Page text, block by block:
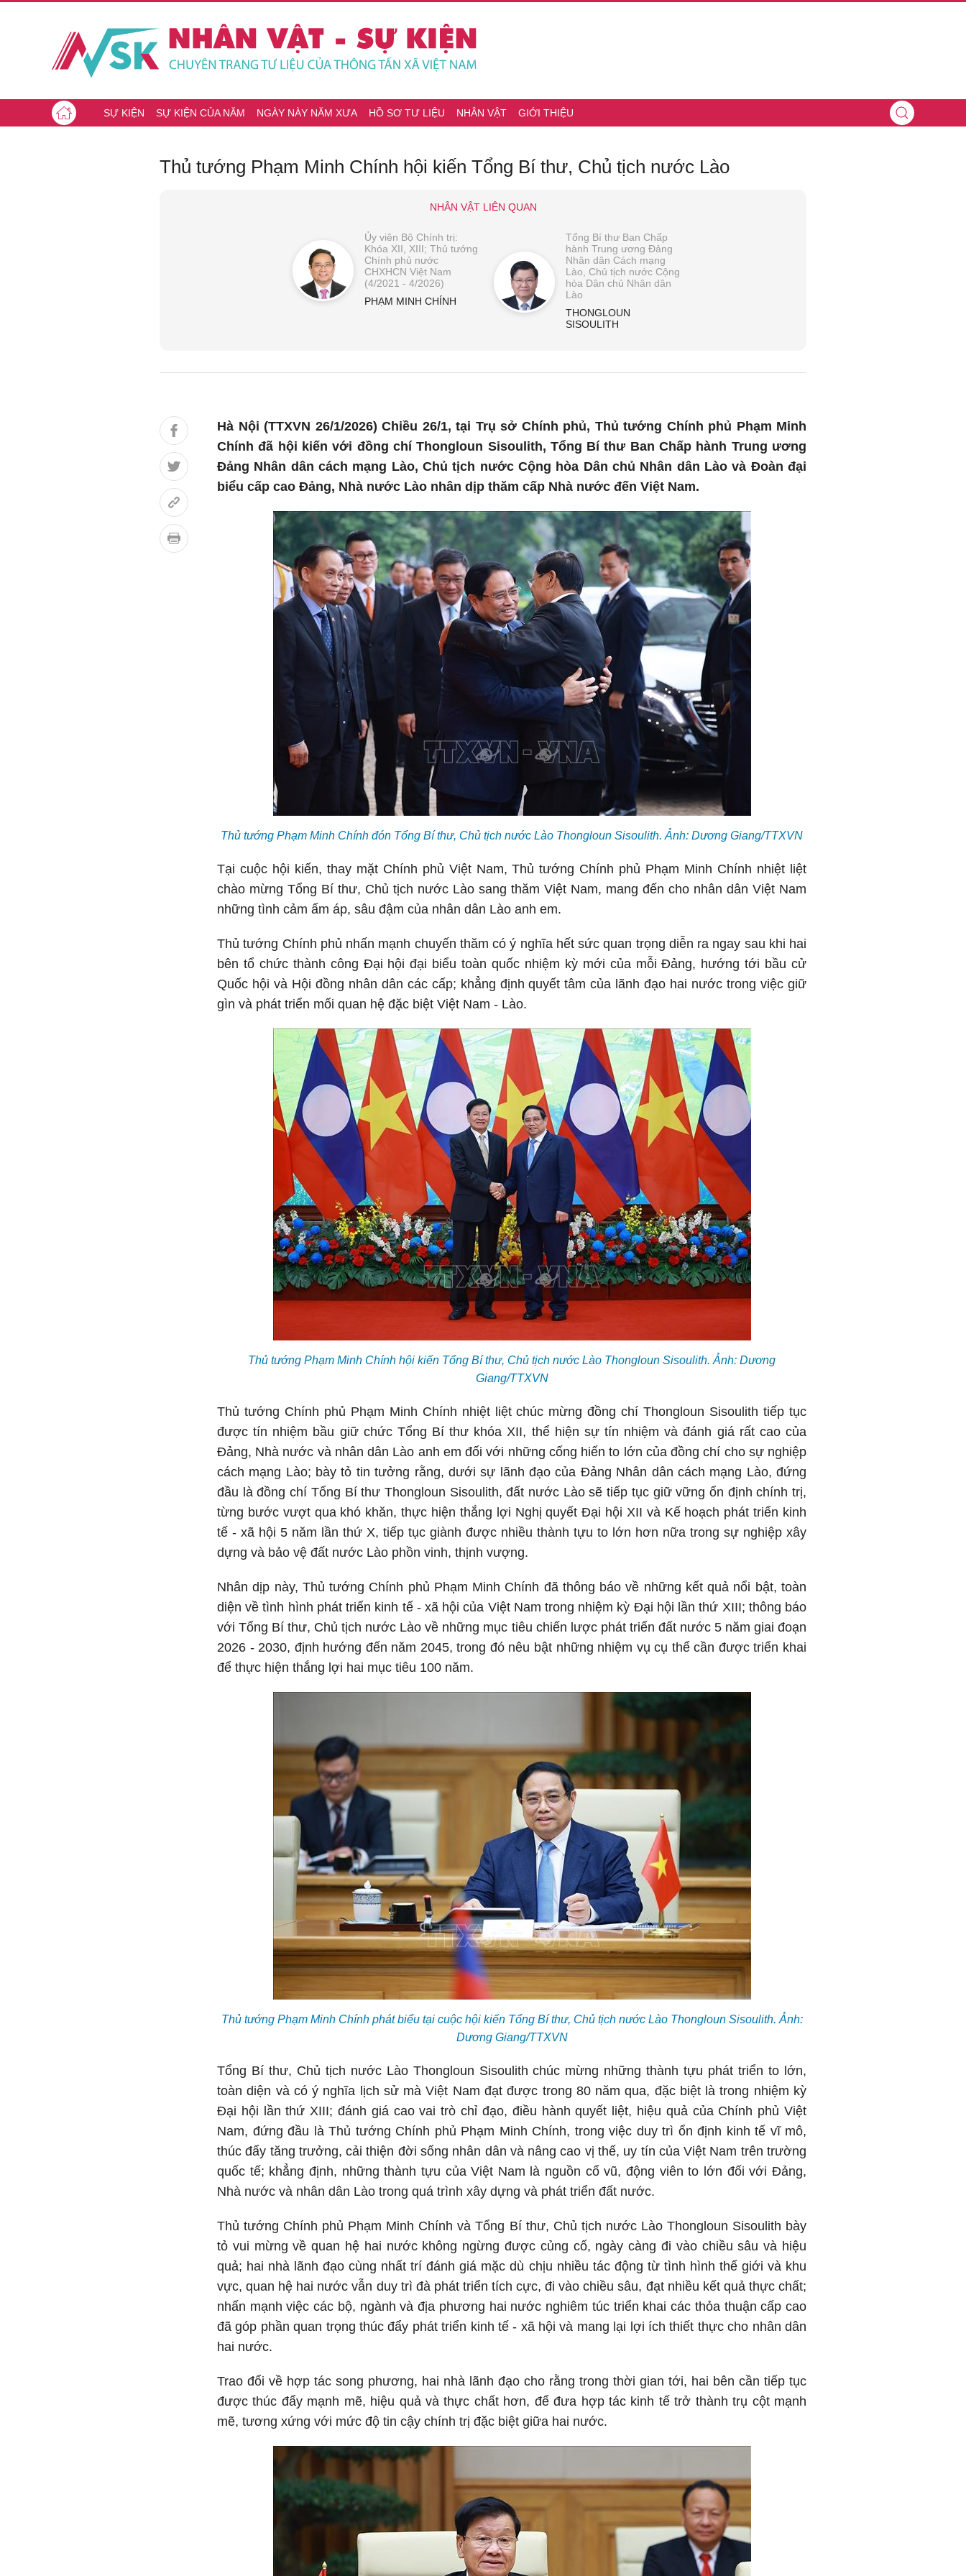
SỰ KIỆN SỰ KIỆN CỦA NĂM NGÀY NÀY NĂM XƯA HỒ SƠ TƯ LIỆU NHÂN VẬT GIỚI THIỆU
Thủ tướng Phạm Minh Chính hội kiến Tổng Bí thư, Chủ tịch nước Lào
NHÂN VẬT LIÊN QUAN
Ủy viên Bộ Chính trị:
Khóa XII, XIII; Thủ tướng
Chính phủ nước
CHXHCN Việt Nam
(4/2021 - 4/2026)
PHẠM MINH CHÍNH
Tổng Bí thư Ban Chấp
hành Trung ương Đảng
Nhân dân Cách mạng
Lào, Chủ tịch nước Cộng
hòa Dân chủ Nhân dân
Lào
THONGLOUN
SISOULITH
Hà Nội (TTXVN 26/1/2026) Chiều 26/1, tại Trụ sở Chính phủ, Thủ tướng Chính phủ Phạm Minh
Chính đã hội kiến với đồng chí Thongloun Sisoulith, Tổng Bí thư Ban Chấp hành Trung ương
Đảng Nhân dân cách mạng Lào, Chủ tịch nước Cộng hòa Dân chủ Nhân dân Lào và Đoàn đại
biểu cấp cao Đảng, Nhà nước Lào nhân dịp thăm cấp Nhà nước đến Việt Nam.
Thủ tướng Phạm Minh Chính đón Tổng Bí thư, Chủ tịch nước Lào Thongloun Sisoulith. Ảnh: Dương Giang/TTXVN
Tại cuộc hội kiến, thay mặt Chính phủ Việt Nam, Thủ tướng Chính phủ Phạm Minh Chính nhiệt liệt
chào mừng Tổng Bí thư, Chủ tịch nước Lào sang thăm Việt Nam, mang đến cho nhân dân Việt Nam
những tình cảm ấm áp, sâu đậm của nhân dân Lào anh em.
Thủ tướng Chính phủ nhấn mạnh chuyến thăm có ý nghĩa hết sức quan trọng diễn ra ngay sau khi hai
bên tổ chức thành công Đại hội đại biểu toàn quốc nhiệm kỳ mới của mỗi Đảng, hướng tới bầu cử
Quốc hội và Hội đồng nhân dân các cấp; khẳng định quyết tâm của lãnh đạo hai nước trong việc giữ
gìn và phát triển mối quan hệ đặc biệt Việt Nam - Lào.
Thủ tướng Phạm Minh Chính hội kiến Tổng Bí thư, Chủ tịch nước Lào Thongloun Sisoulith. Ảnh: Dương
Giang/TTXVN
Thủ tướng Chính phủ Phạm Minh Chính nhiệt liệt chúc mừng đồng chí Thongloun Sisoulith tiếp tục
được tín nhiệm bầu giữ chức Tổng Bí thư khóa XII, thể hiện sự tín nhiệm và đánh giá rất cao của
Đảng, Nhà nước và nhân dân Lào anh em đối với những cống hiến to lớn của đồng chí cho sự nghiệp
cách mạng Lào; bày tỏ tin tưởng rằng, dưới sự lãnh đạo của Đảng Nhân dân cách mạng Lào, đứng
đầu là đồng chí Tổng Bí thư Thongloun Sisoulith, đất nước Lào sẽ tiếp tục giữ vững ổn định chính trị,
từng bước vượt qua khó khăn, thực hiện thắng lợi Nghị quyết Đại hội XII và Kế hoạch phát triển kinh
tế - xã hội 5 năm lần thứ X, tiếp tục giành được nhiều thành tựu to lớn hơn nữa trong sự nghiệp xây
dựng và bảo vệ đất nước Lào phồn vinh, thịnh vượng.
Nhân dịp này, Thủ tướng Chính phủ Phạm Minh Chính đã thông báo về những kết quả nổi bật, toàn
diện về tình hình phát triển kinh tế - xã hội của Việt Nam trong nhiệm kỳ Đại hội lần thứ XIII; thông báo
với Tổng Bí thư, Chủ tịch nước Lào về những mục tiêu chiến lược phát triển đất nước 5 năm giai đoạn
2026 - 2030, định hướng đến năm 2045, trong đó nêu bật những nhiệm vụ cụ thể cần được triển khai
để thực hiện thắng lợi hai mục tiêu 100 năm.
Thủ tướng Phạm Minh Chính phát biểu tại cuộc hội kiến Tổng Bí thư, Chủ tịch nước Lào Thongloun Sisoulith. Ảnh:
Dương Giang/TTXVN
Tổng Bí thư, Chủ tịch nước Lào Thongloun Sisoulith chúc mừng những thành tựu phát triển to lớn,
toàn diện và có ý nghĩa lịch sử mà Việt Nam đạt được trong 80 năm qua, đặc biệt là trong nhiệm kỳ
Đại hội lần thứ XIII; đánh giá cao vai trò chỉ đạo, điều hành quyết liệt, hiệu quả của Chính phủ Việt
Nam, đứng đầu là Thủ tướng Chính phủ Phạm Minh Chính, trong việc duy trì ổn định kinh tế vĩ mô,
thúc đẩy tăng trưởng, cải thiện đời sống nhân dân và nâng cao vị thế, uy tín của Việt Nam trên trường
quốc tế; khẳng định, những thành tựu của Việt Nam là nguồn cổ vũ, động viên to lớn đối với Đảng,
Nhà nước và nhân dân Lào trong quá trình xây dựng và phát triển đất nước.
Thủ tướng Chính phủ Phạm Minh Chính và Tổng Bí thư, Chủ tịch nước Lào Thongloun Sisoulith bày
tỏ vui mừng về quan hệ hai nước không ngừng được củng cố, ngày càng đi vào chiều sâu và hiệu
quả; hai nhà lãnh đạo cùng nhất trí đánh giá mặc dù chịu nhiều tác động từ tình hình thế giới và khu
vực, quan hệ hai nước vẫn duy trì đà phát triển tích cực, đi vào chiều sâu, đạt nhiều kết quả thực chất;
nhấn mạnh việc các bộ, ngành và địa phương hai nước nghiêm túc triển khai các thỏa thuận cấp cao
đã góp phần quan trọng thúc đẩy phát triển kinh tế - xã hội và mang lại lợi ích thiết thực cho nhân dân
hai nước.
Trao đổi về hợp tác song phương, hai nhà lãnh đạo cho rằng trong thời gian tới, hai bên cần tiếp tục
được thúc đẩy mạnh mẽ, hiệu quả và thực chất hơn, để đưa hợp tác kinh tế trở thành trụ cột mạnh
mẽ, tương xứng với mức độ tin cậy chính trị đặc biệt giữa hai nước.